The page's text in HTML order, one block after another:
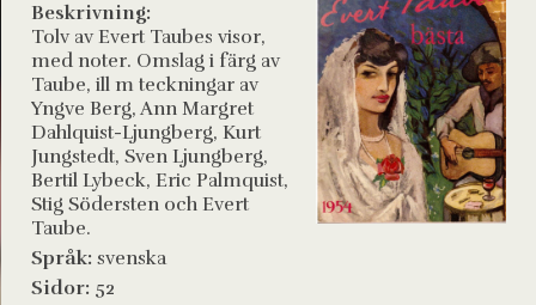
Beskrivning:
Tolv av Evert Taubes visor,
med noter. Omslag i färg av
Taube, ill m teckningar av
Yngve Berg, Ann Margret
Dahlquist-Ljungberg, Kurt
Jungstedt, Sven Ljungberg,
Bertil Lybeck, Eric Palmquist,
Stig Södersten och Evert
Taube.
Språk: svenska
Sidor: 52